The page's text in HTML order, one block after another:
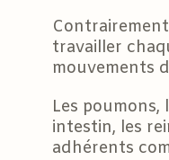
travailler
mouvements
Les poumons,
intestin, les
adhérents